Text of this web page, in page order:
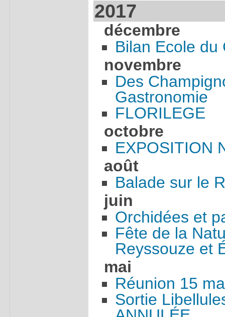
2017
décembre
Bilan Ecole du
novembre
Des
Gastronomie
FLORILEGE
octobre
EXPOSITION
août
Balade sur le
juin
Orchidées et
Fête de la
Reyssouze et
mai
Réunion 15
Sortie